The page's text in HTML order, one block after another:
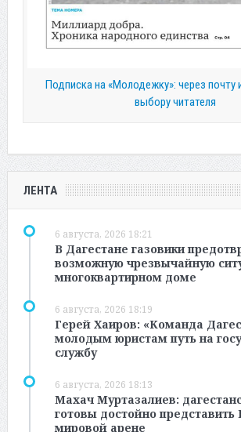
Подписка на «Молодежку»: через почту
выбору читателя
ЛЕНТА
6 августа, 2026 18:21
В Дагестане газовики
возможную чрезвычайную
многоквартирном доме
6 августа, 2026 18:19
Герей Хаиров: «Команда
молодым юристам путь на
службу
6 августа, 2026 18:13
Махач Муртазалиев:
готовы достойно представить
мировой арене